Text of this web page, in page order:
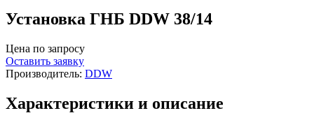
Установка ГНБ DDW 38/14
Цена по запросу
Оставить заявку
Производитель: DDW
Характеристики и описание